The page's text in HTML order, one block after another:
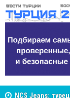
NCS Jeans:
покупателей
Cottonhill